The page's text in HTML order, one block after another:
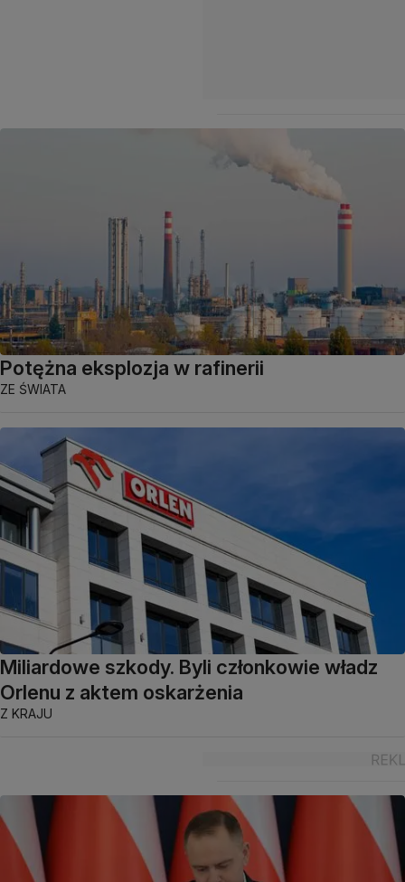
Potężna eksplozja w rafinerii
ZE ŚWIATA
Miliardowe szkody. Byli członkowie władz
Orlenu z aktem oskarżenia
Z KRAJU